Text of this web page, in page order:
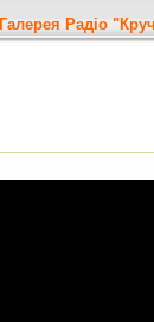
Галерея Радіо